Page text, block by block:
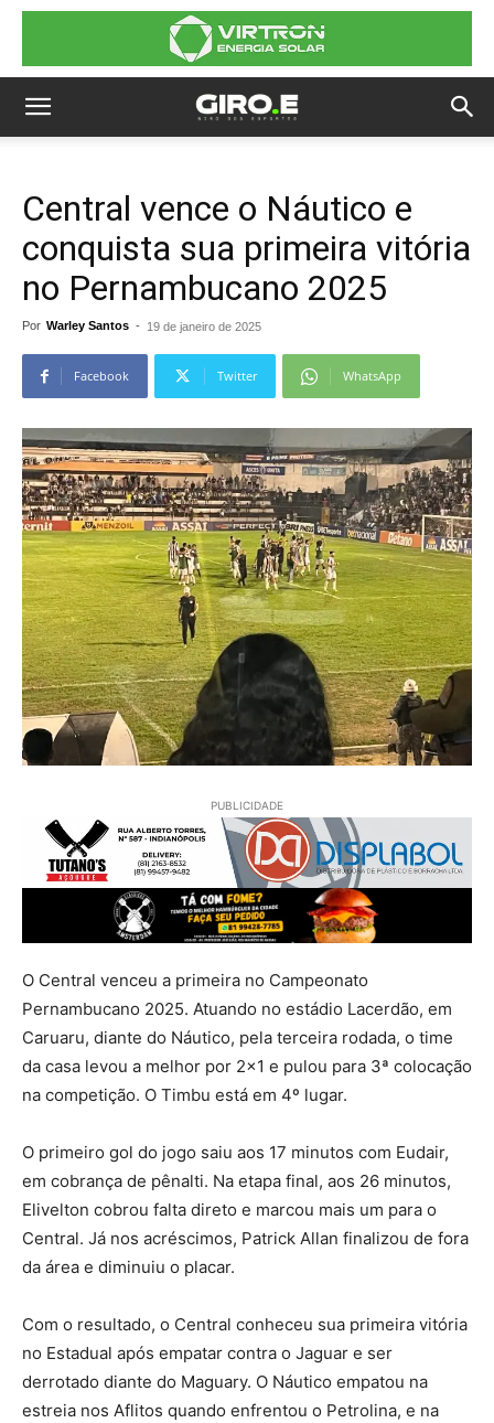
Central vence o Náutico e
conquista sua primeira vitória
no Pernambucano 2025
Por Warley Santos - 19 de janeiro de 2025
Facebook Twitter WhatsApp
PUBLICIDADE
O Central venceu a primeira no Campeonato
Pernambucano 2025. Atuando no estádio Lacerdão, em
Caruaru, diante do Náutico, pela terceira rodada, o time
da casa levou a melhor por 2×1 e pulou para 3ª colocação
na competição. O Timbu está em 4º lugar.
O primeiro gol do jogo saiu aos 17 minutos com Eudair,
em cobrança de pênalti. Na etapa final, aos 26 minutos,
Elivelton cobrou falta direto e marcou mais um para o
Central. Já nos acréscimos, Patrick Allan finalizou de fora
da área e diminuiu o placar.
Com o resultado, o Central conheceu sua primeira vitória
no Estadual após empatar contra o Jaguar e ser
derrotado diante do Maguary. O Náutico empatou na
estreia nos Aflitos quando enfrentou o Petrolina, e na